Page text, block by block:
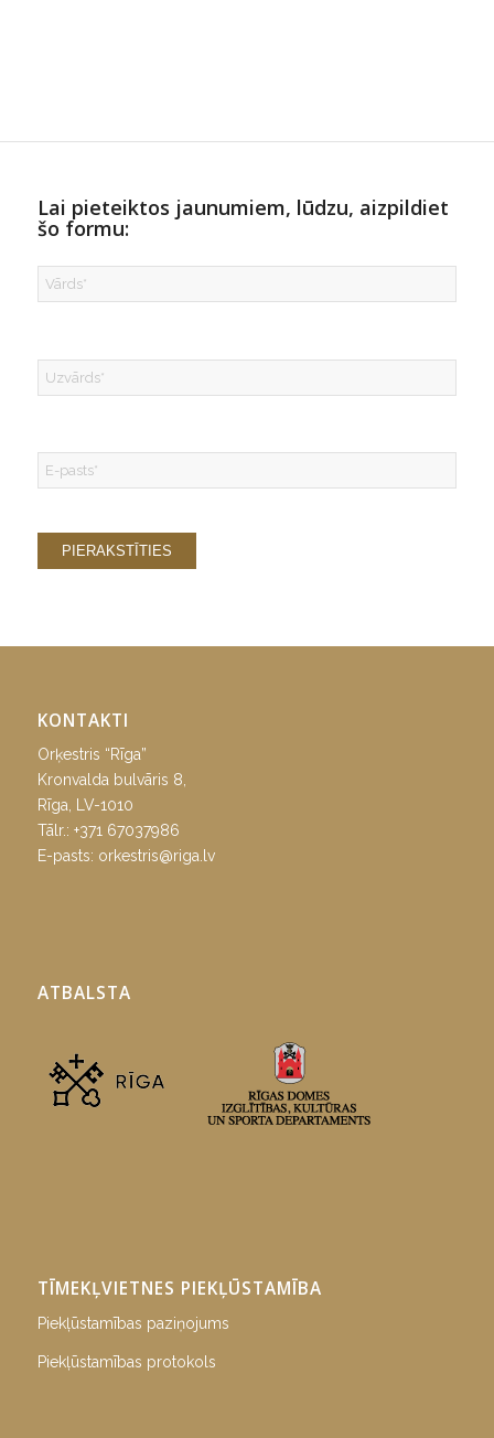
Lai pieteiktos jaunumiem, lūdzu, aizpildiet
šo formu:
KONTAKTI
Orķestris “Rīga”
Kronvalda bulvāris 8,
Rīga, LV-1010
Tālr.: +371 67037986
E-pasts: orkestris@riga.lv
ATBALSTA
TĪMEKĻVIETNES PIEKĻŪSTAMĪBA
Piekļūstamības paziņojums
Piekļūstamības protokols